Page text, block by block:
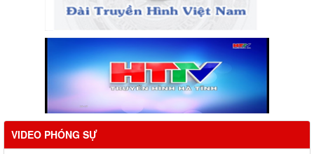
VIDEO PHÓNG SỰ